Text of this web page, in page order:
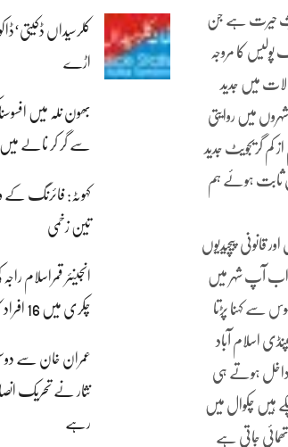
اڑے
بھون نلہ میں
سے گر کر نالے میں
کہوٹہ: فائرنگ
تین زخمی
انجینئر قمراسلام
چکری میں 16 افراد کا کامیاب ریسکیو
عمران خان سے
نثار نے تحریک
رہے
حیرت ہے جن
پولیس کا مروجہ
میں جدید
میں روایتی
کم گریجویٹ جدید
ثابت ہوئے ہم
قانونی پیچیدیوں
اب آپ شہر میں
سے کہنا پڑتا
اسلام آباد
داخل ہوتے ہی
ہیں چکوال میں
جاتی ہے